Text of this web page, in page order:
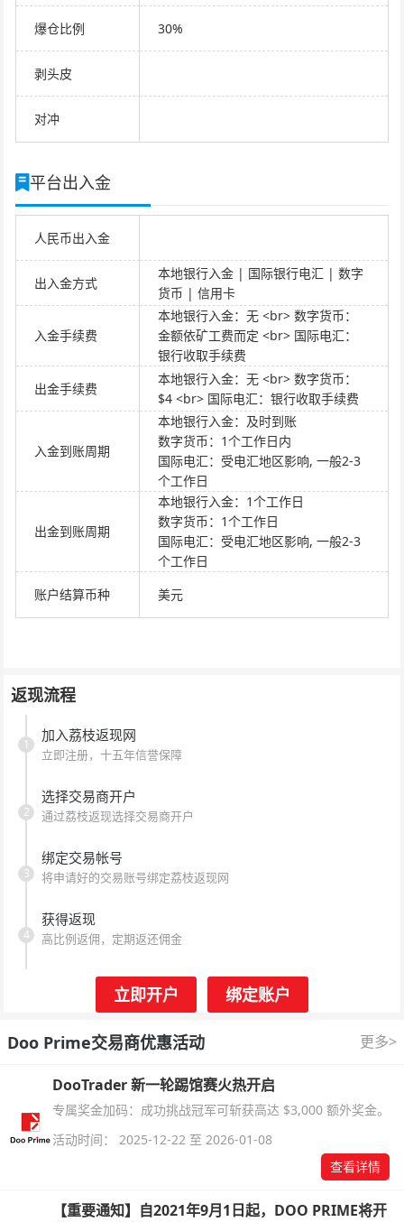
爆仓比例 30%
剥头皮
对冲
平台出入金
人民币出入金
出入金方式
本地银行入金 | 国际银行电汇 | 数字
货币 | 信用卡
入金手续费
本地银行入金：无 <br> 数字货币：
金额依矿工费而定 <br> 国际电汇：
银行收取手续费
出金手续费
本地银行入金：无 <br> 数字货币：
$4 <br> 国际电汇：银行收取手续费
入金到账周期
本地银行入金：及时到账
数字货币：1个工作日内
国际电汇：受电汇地区影响, 一般2-3
个工作日
出金到账周期
本地银行入金：1个工作日
数字货币：1个工作日
国际电汇：受电汇地区影响, 一般2-3
个工作日
账户结算币种
美元
返现流程
加入荔枝返现网
立即注册，十五年信誉保障
1
选择交易商开户
通过荔枝返现选择交易商开户
2
绑定交易帐号
将申请好的交易账号绑定荔枝返现网
3
获得返现
高比例返佣，定期返还佣金
4
立即开户 绑定账户
Doo Prime交易商优惠活动 更多>
DooTrader 新一轮踢馆赛火热开启
专属奖金加码：成功挑战冠军可斩获高达 $3,000 额外奖金。
活动时间： 2025-12-22 至 2026-01-08
查看详情
【重要通知】自2021年9月1日起，DOO PRIME将开